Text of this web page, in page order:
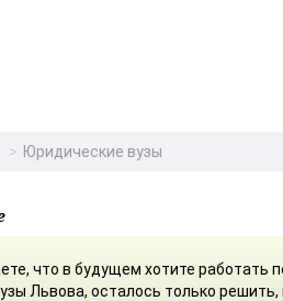
Юридические вузы
что в будущем хотите работать
Львова, осталось только